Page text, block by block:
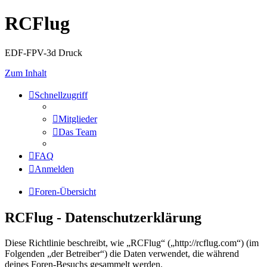
RCFlug
EDF-FPV-3d Druck
Zum Inhalt
Schnellzugriff
Mitglieder
Das Team
FAQ
Anmelden
Foren-Übersicht
RCFlug - Datenschutzerklärung
Diese Richtlinie beschreibt, wie „RCFlug“ („http://rcflug.com“) (im
Folgenden „der Betreiber“) die Daten verwendet, die während
deines Foren-Besuchs gesammelt werden.